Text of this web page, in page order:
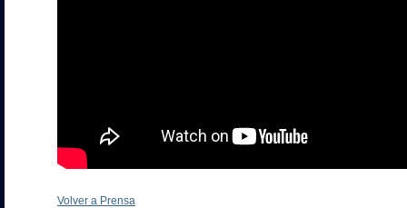
Volver a Prensa